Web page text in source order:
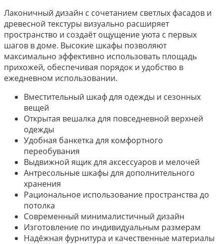
Лаконичный дизайн с сочетанием светлых фасадов и
древесной текстуры визуально расширяет
пространство и создаёт ощущение уюта с первых
шагов в доме. Высокие шкафы позволяют
максимально эффективно использовать площадь
прихожей, обеспечивая порядок и удобство в
ежедневном использовании.
Вместительный шкаф для одежды и сезонных
вещей
Открытая вешалка для повседневной верхней
одежды
Удобная банкетка для комфортного
переобувания
Выдвижной ящик для аксессуаров и мелочей
Антресольные шкафы для дополнительного
хранения
Рациональное использование пространства до
потолка
Современный минималистичный дизайн
Изготовление по индивидуальным размерам
Надёжная фурнитура и качественные материалы